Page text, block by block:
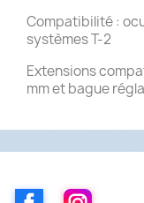
Compatibilité :
systèmes T-2
Extensions
mm et bague
Facebook